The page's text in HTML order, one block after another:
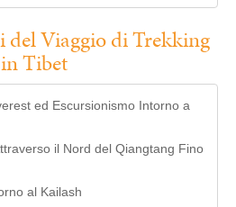
Viaggio di Trekking
in Tibet
ed Escursionismo Intorno a
il Nord del Qiangtang Fino
al Kailash